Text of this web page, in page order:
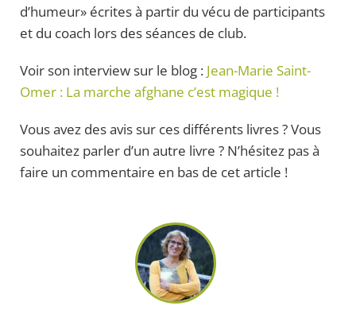
d’humeur» écrites à partir du vécu de participants
et du coach lors des séances de club.
Voir son interview sur le blog : Jean-Marie Saint-
Omer : La marche afghane c’est magique !
Vous avez des avis sur ces différents livres ? Vous
souhaitez parler d’un autre livre ? N’hésitez pas à
faire un commentaire en bas de cet article !